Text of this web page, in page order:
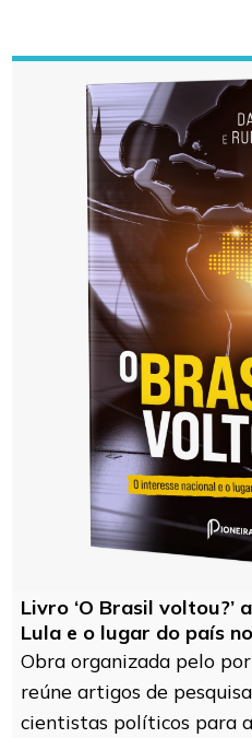
Livro ‘O Brasil
Lula e o lugar do país
Obra organizada pelo
reúne artigos de
cientistas políticos para